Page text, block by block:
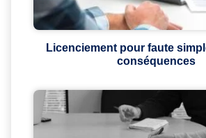
Licenciement pour faute
conséquences